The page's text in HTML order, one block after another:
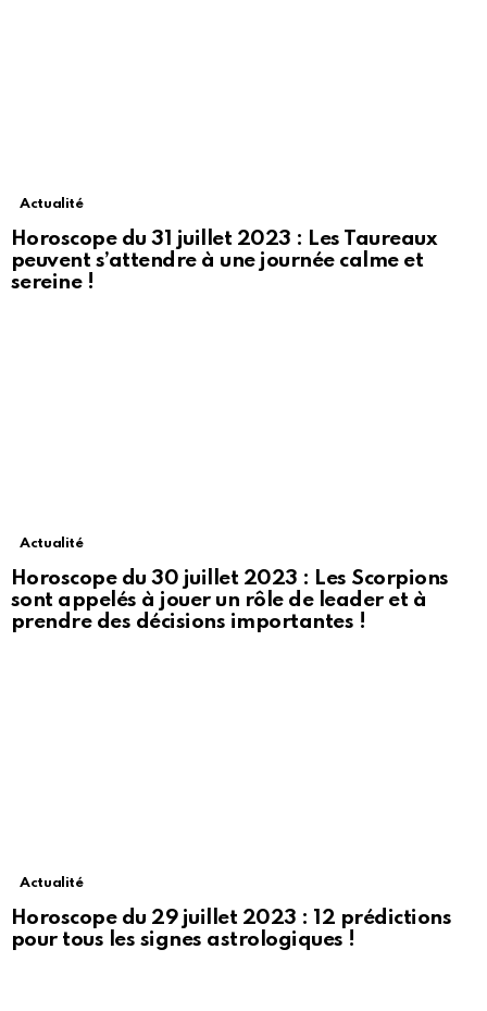
Actualité
Horoscope du 31 juillet 2023 : Les Taureaux
peuvent s’attendre à une journée calme et
sereine !
Actualité
Horoscope du 30 juillet 2023 : Les Scorpions
sont appelés à jouer un rôle de leader et à
prendre des décisions importantes !
Actualité
Horoscope du 29 juillet 2023 : 12 prédictions
pour tous les signes astrologiques !